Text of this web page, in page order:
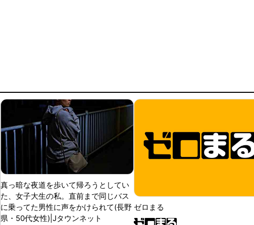
真っ暗な夜道を歩いて帰ろうとしてい
た、女子大生の私。直前まで同じバス
に乗ってた男性に声をかけられて(長野
県・50代女性)|Jタウンネット
ゼロまる